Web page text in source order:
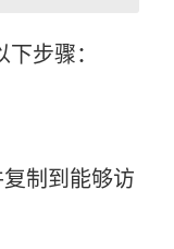
步骤：
制到能够访